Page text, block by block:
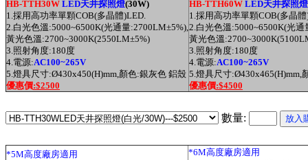
HB-TTH30W LED天井探照燈(30W)
1.採用高功率單顆COB(多晶體)LED.
2.白光色溫:5000~6500K(光通量:2700LM±5%),
黃光色溫:2700~3000K(2550LM±5%)
3.照射角度:180度
4.電源:AC100~265V
5.燈具尺寸:Ø430x450(H)mm,顏色:銀灰色 鋁殼
優惠價:$2500
HB-TTH60W LED天井探照燈
1.採用高功率單顆COB(多晶
2.白光色溫:5000~6500K(光
黃光色溫:2700~3000K
3.照射角度:180度
4.電源:AC100~265V
5.燈具尺寸:Ø430x465(H)mm,
優惠價:$4500
數量:
*5M高度廠房適用 *6M高度廠房適用